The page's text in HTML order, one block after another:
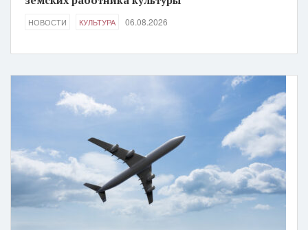
НОВОСТИ КУЛЬТУРА 06.08.2026